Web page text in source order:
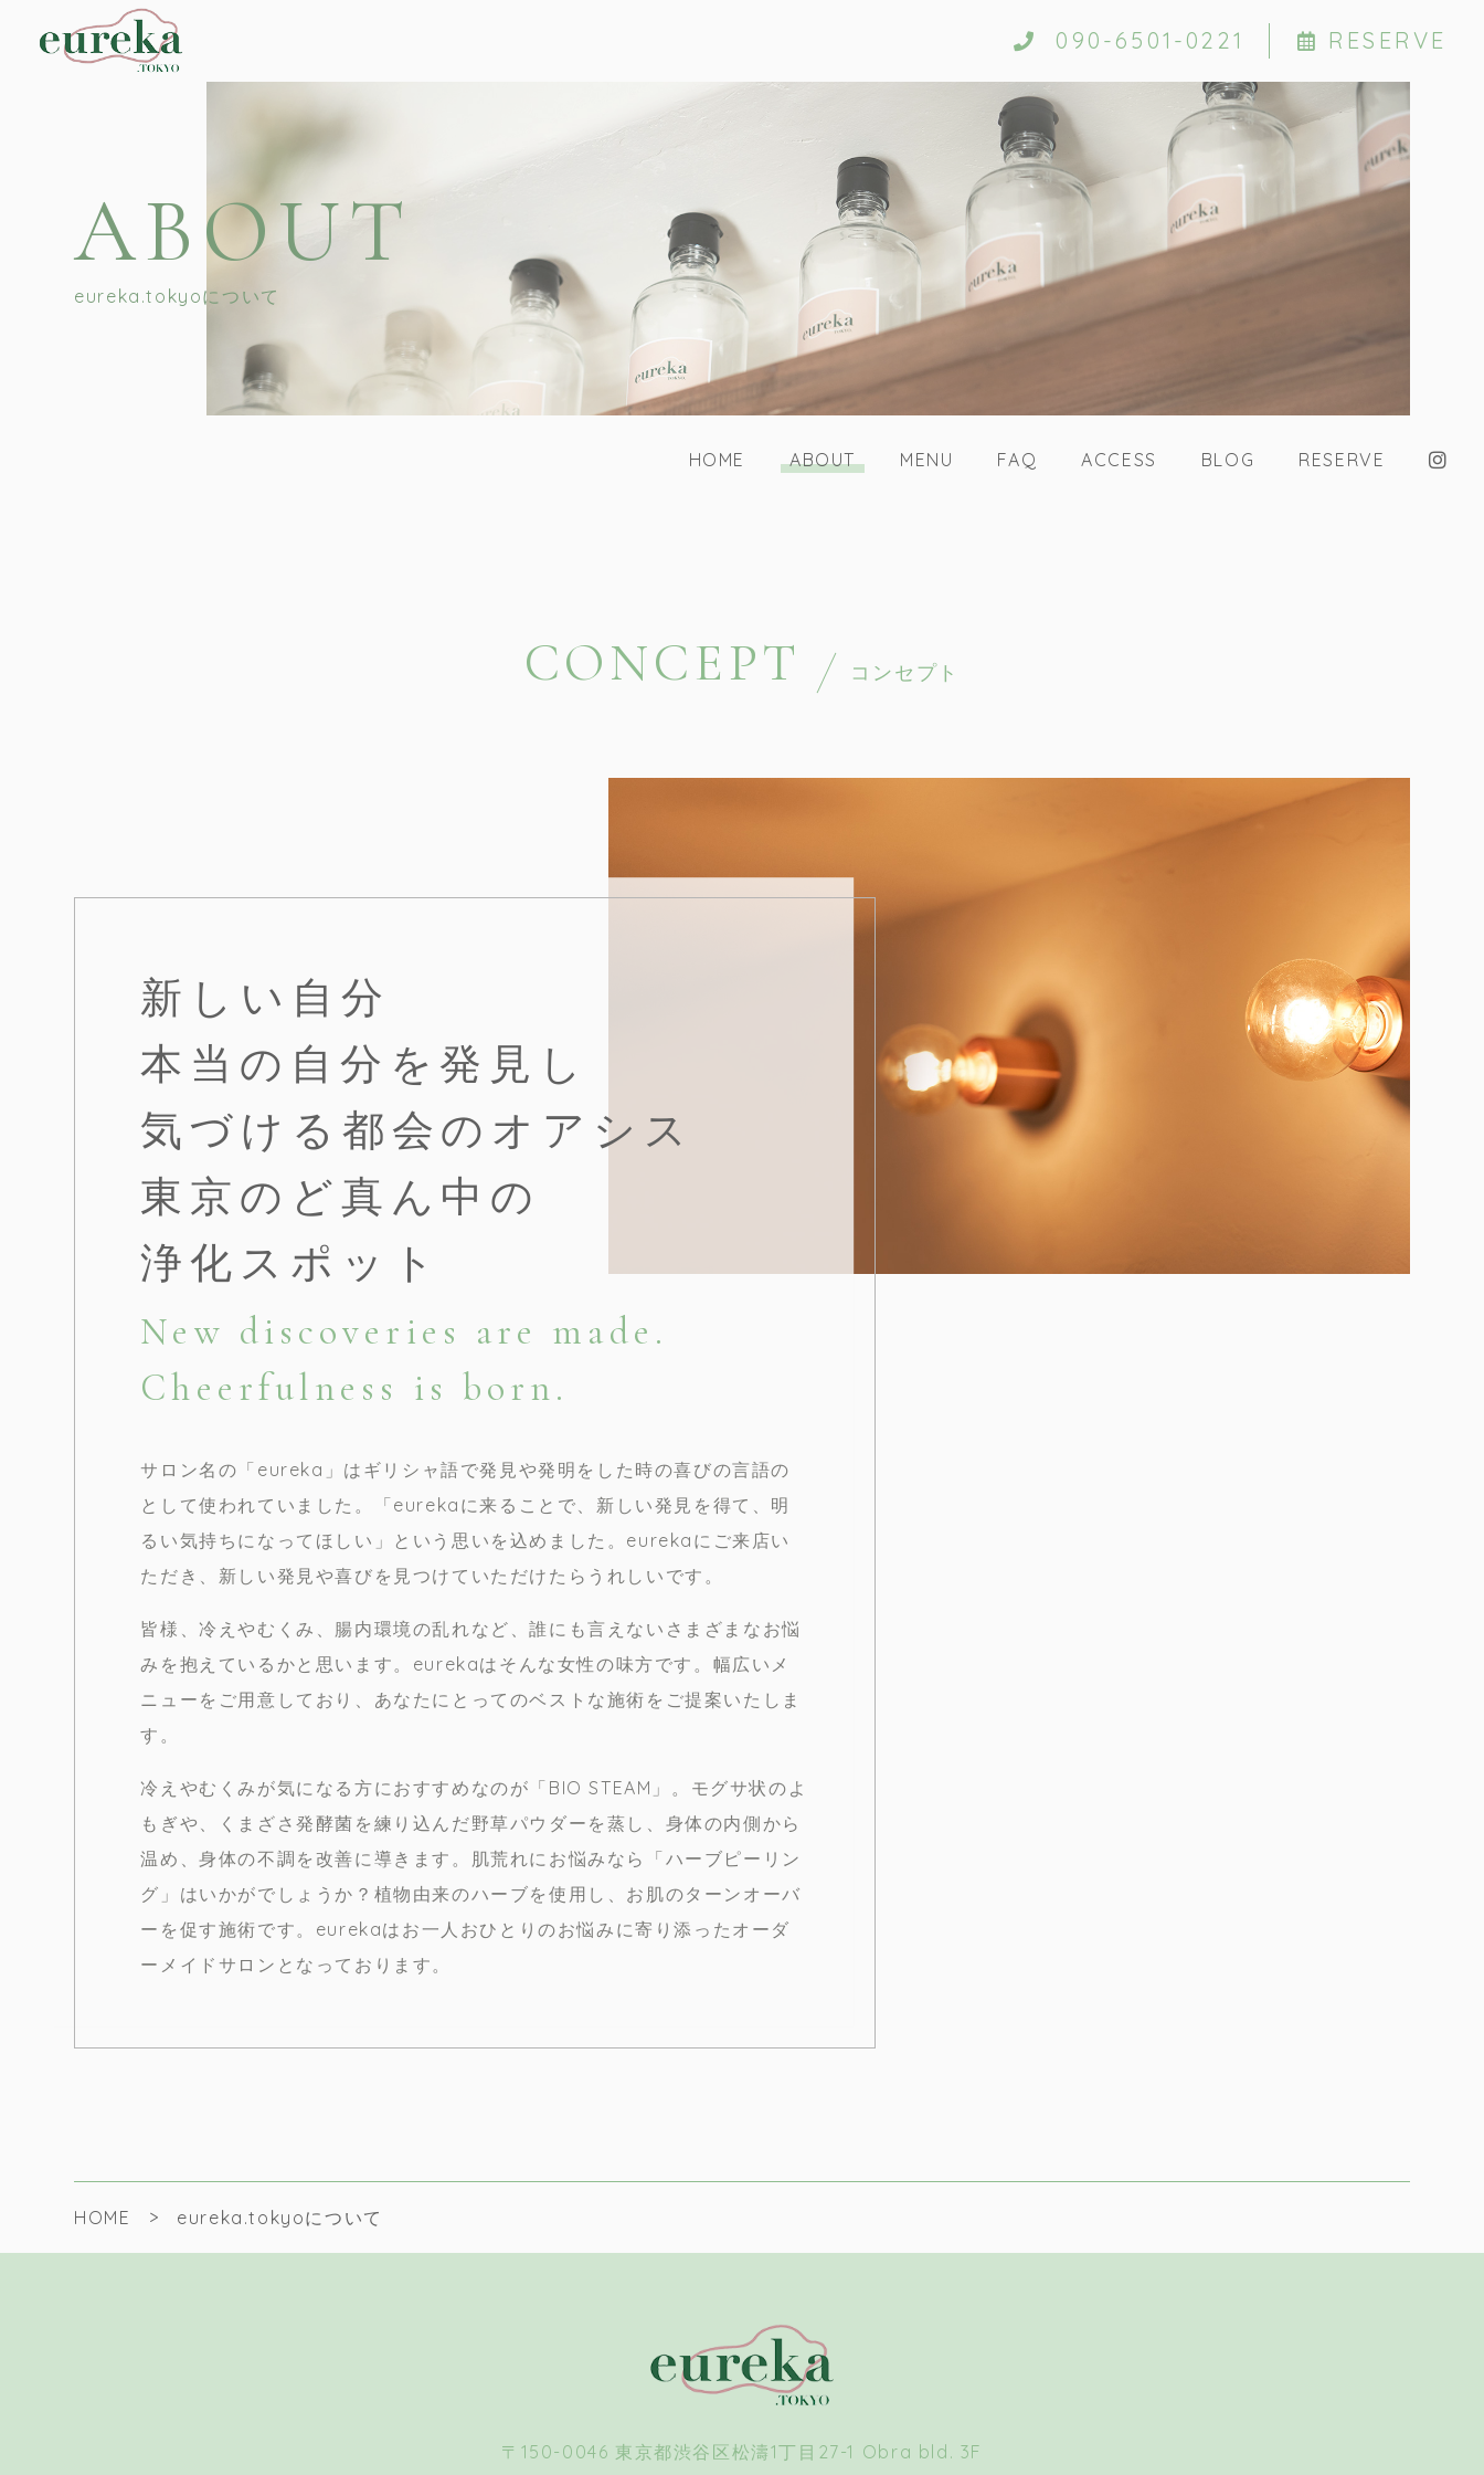
090-6501-0221 RESERVE
ABOUT
eureka.tokyoについて
HOME ABOUT MENU FAQ ACCESS BLOG RESERVE
CONCEPT コンセプト
新しい自分
本当の自分を発見し
気づける都会のオアシス
東京のど真ん中の
浄化スポット
New discoveries are made.
Cheerfulness is born.
サロン名の「eureka」はギリシャ語で発見や発明をした時の喜びの言語の
として使われていました。「eurekaに来ることで、新しい発見を得て、明
るい気持ちになってほしい」という思いを込めました。eurekaにご来店い
ただき、新しい発見や喜びを見つけていただけたらうれしいです。
皆様、冷えやむくみ、腸内環境の乱れなど、誰にも言えないさまざまなお悩
みを抱えているかと思います。eurekaはそんな女性の味方です。幅広いメ
ニューをご用意しており、あなたにとってのベストな施術をご提案いたしま
す。
冷えやむくみが気になる方におすすめなのが「BIO STEAM」。モグサ状のよ
もぎや、くまざさ発酵菌を練り込んだ野草パウダーを蒸し、身体の内側から
温め、身体の不調を改善に導きます。肌荒れにお悩みなら「ハーブピーリン
グ」はいかがでしょうか？植物由来のハーブを使用し、お肌のターンオーバ
ーを促す施術です。eurekaはお一人おひとりのお悩みに寄り添ったオーダ
ーメイドサロンとなっております。
HOME eureka.tokyoについて
〒150-0046 東京都渋谷区松濤1丁目27-1 Obra bld. 3F